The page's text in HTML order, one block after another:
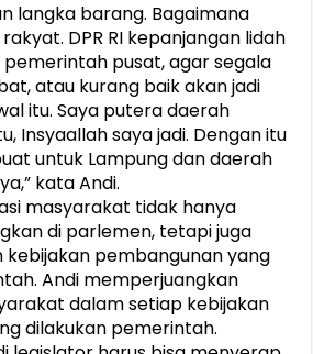
langka barang. Bagaimana
DPR RI kepanjangan lidah
pusat, agar segala
atau kurang baik akan jadi
itu. Saya putera daerah
Insyaallah saya jadi. Dengan itu
untuk Lampung dan daerah
kata Andi.
masyarakat tidak hanya
di parlemen, tetapi juga
pembangunan yang
Andi memperjuangkan
dalam setiap kebijakan
dilakukan pemerintah.